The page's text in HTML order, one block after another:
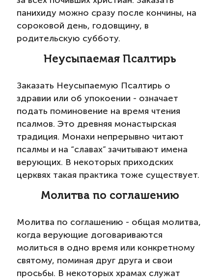
панихиду можно сразу после кончины, на
сороковой день, годовщину, в
родительскую субботу.
Неусыпаемая Псалтирь
Заказать Неусыпаемую Псалтирь о
здравии или об упокоении - означает
подать поминовение на время чтения
псалмов. Это древняя монастырская
традиция. Монахи непрерывно читают
псалмы и на “славах” зачитывают имена
верующих. В некоторых приходских
церквях такая практика тоже существует.
Молитва по соглашению
Молитва по соглашению - общая молитва,
когда верующие договариваются
молиться в одно время или конкретному
святому, поминая друг друга и свои
просьбы. В некоторых храмах служат